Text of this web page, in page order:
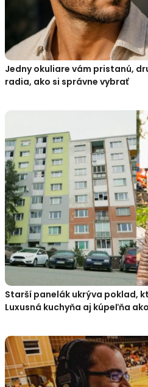
Jedny okuliare vám pristanú,
radia, ako si správne vybrať
Starší panelák ukrýva poklad,
Luxusná kuchyňa aj kúpeľňa